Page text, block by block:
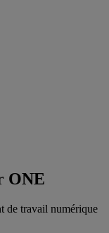
ONE
de travail numérique